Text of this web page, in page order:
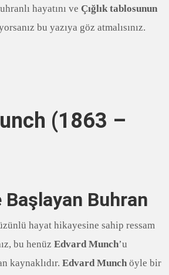
hayatını ve Çığlık tablosunun
bu yazıya göz atmalısınız.
(1863 –
Buhran
hayat hikayesine sahip ressam
bu henüz Edvard Munch’u
kaynaklıdır. Edvard Munchöyle bir